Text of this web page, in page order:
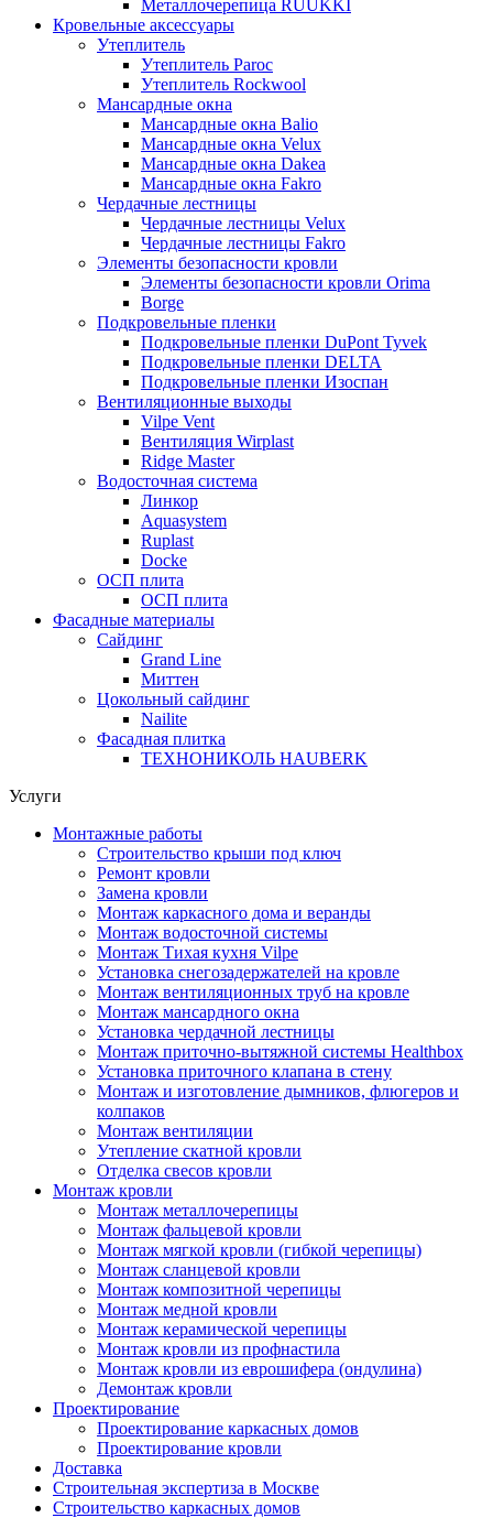
Металлочерепица RUUKKI
Кровельные аксессуары
Утеплитель
Утеплитель Paroc
Утеплитель Rockwool
Мансардные окна
Мансардные окна Balio
Мансардные окна Velux
Мансардные окна Dakea
Мансардные окна Fakro
Чердачные лестницы
Чердачные лестницы Velux
Чердачные лестницы Fakro
Элементы безопасности кровли
Элементы безопасности кровли Orima
Borge
Подкровельные пленки
Подкровельные пленки DuPont Tyvek
Подкровельные пленки DELTA
Подкровельные пленки Изоспан
Вентиляционные выходы
Vilpe Vent
Вентиляция Wirplast
Ridge Master
Водосточная система
Линкор
Aquasystem
Ruplast
Docke
ОСП плита
ОСП плита
Фасадные материалы
Сайдинг
Grand Line
Миттен
Цокольный сайдинг
Nailite
Фасадная плитка
ТЕХНОНИКОЛЬ HAUBERK
Услуги
Монтажные работы
Строительство крыши под ключ
Ремонт кровли
Замена кровли
Монтаж каркасного дома и веранды
Монтаж водосточной системы
Монтаж Тихая кухня Vilpe
Установка снегозадержателей на кровле
Монтаж вентиляционных труб на кровле
Монтаж мансардного окна
Установка чердачной лестницы
Монтаж приточно-вытяжной системы Healthbox
Установка приточного клапана в стену
Монтаж и изготовление дымников, флюгеров и
колпаков
Монтаж вентиляции
Утепление скатной кровли
Отделка свесов кровли
Монтаж кровли
Монтаж металлочерепицы
Монтаж фальцевой кровли
Монтаж мягкой кровли (гибкой черепицы)
Монтаж сланцевой кровли
Монтаж композитной черепицы
Монтаж медной кровли
Монтаж керамической черепицы
Монтаж кровли из профнастила
Монтаж кровли из еврошифера (ондулина)
Демонтаж кровли
Проектирование
Проектирование каркасных домов
Проектирование кровли
Доставка
Строительная экспертиза в Москве
Строительство каркасных домов